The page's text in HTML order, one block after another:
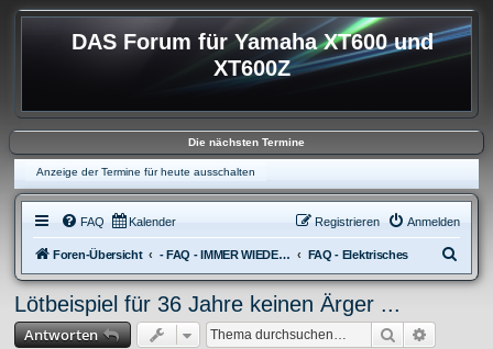
DAS Forum für Yamaha XT600 und
XT600Z
Die nächsten Termine
Anzeige der Termine für heute ausschalten
FAQ Kalender Anmelden
Registrieren
Foren-Übersicht - FAQ - IMMER WIEDER AUFKOMMENDE FRAGEN FAQ - Elektrisches
u
Lötbeispiel für 36 Jahre keinen Ärger ...
Antworten Suche